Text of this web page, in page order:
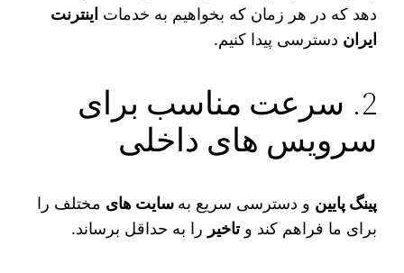
دهد که در هر زمان که بخواهیم به خدمات اینترنت
ایران دسترسی پیدا کنیم.
2. سرعت مناسب برای
سرویس‌ های داخلی
پینگ پایین و دسترسی سریع به سایت‌ های مختلف را
برای ما فراهم کند وتاخیر را به حداقل برساند.